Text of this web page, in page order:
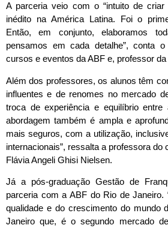
A parceria veio com o “intuito de
inédito na América Latina. Foi o
Então, em conjunto, elaboramos
pensamos em cada detalhe”, conta
cursos e eventos da ABF e, professor
Além dos professores, os alunos têm
influentes e de renomes no mercado
troca de experiência e equilíbrio
abordagem também é ampla e
mais seguros, com a utilização,
internacionais”, ressalta a professora do
Flávia Angeli Ghisi Nielsen.
Já a pós-graduação Gestão de
parceria com a ABF do Rio de Janeiro.
qualidade e do crescimento do mundo
Janeiro que, é o segundo mercado